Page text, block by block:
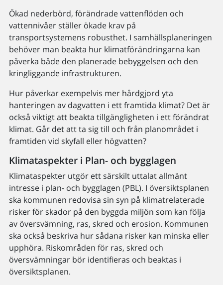
Ökad nederbörd, förändrade vattenflöden och
vattennivåer ställer ökade krav på
transportsystemens robusthet. I samhällsplaneringen
behöver man beakta hur klimatförändringarna kan
påverka både den planerade bebyggelsen och den
kringliggande infrastrukturen.
Hur påverkar exempelvis mer hårdgjord yta
hanteringen av dagvatten i ett framtida klimat? Det är
också viktigt att beakta tillgängligheten i ett förändrat
klimat. Går det att ta sig till och från planområdet i
framtiden vid skyfall eller högvatten?
Klimataspekter i Plan- och bygglagen
Klimataspekter utgör ett särskilt uttalat allmänt
intresse i plan- och bygglagen (PBL). I översiktsplanen
ska kommunen redovisa sin syn på klimatrelaterade
risker för skador på den byggda miljön som kan följa
av översvämning, ras, skred och erosion. Kommunen
ska också beskriva hur sådana risker kan minska eller
upphöra. Riskområden för ras, skred och
översvämningar bör identifieras och beaktas i
översiktsplanen.